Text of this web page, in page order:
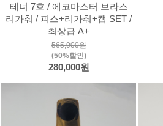
테너 7호 / 에코마스터 브라스
리가춰 / 피스+리가춰+캡 SET /
최상급 A+
565,000원
(50%할인)
280,000원